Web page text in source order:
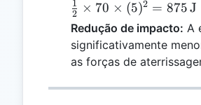
2
1 × 70 × (5)2 = 875J
Redução de impacto: A
significativamente
as forças de